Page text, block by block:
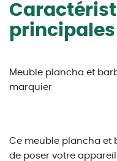
principales
Meuble plancha et
marquier
Ce meuble plancha et
de poser votre